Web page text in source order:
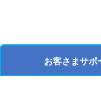
お客さまサポ